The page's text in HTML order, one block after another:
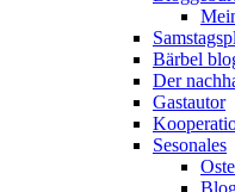
Bärbel
Der
Gastautor
Sesonales